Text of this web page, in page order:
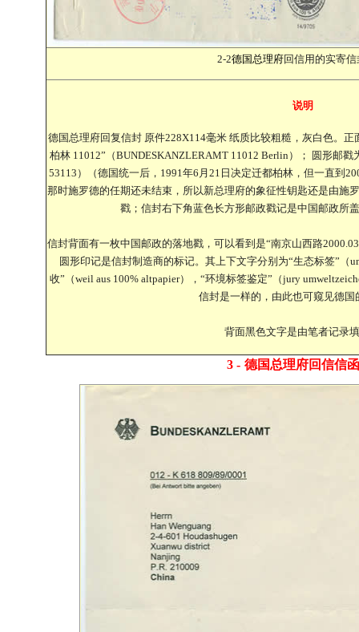
2-2德国总理府回信用的实寄
说明
德国总理府回复信封 原件228X114毫米 纸质比较粗糙，灰白色。
柏林 11012”（BUNDESKANZLERAMT 11012 Berlin）； 圆形邮戳
53113）（德国统一后，1991年6月21日决定迁都柏林，但一直到
那时施罗德的任期还未结束，所以新总理府的象征性钥匙还是由施
戳；信封右下角蓝色长方形邮政戳记是中国邮政所
信封背面有一枚中国邮政的落地戳，可以看到是“南京山西路
圆形印记是信封制造商的标记。其上下文字分别为“生态标签”（
收”（weil aus 100% altpapier），“环境标签鉴定”（jury
信封是一样的，由此也可窥见德国
背面黑色文字是由笔者记录
3 - 德国总理府回信信